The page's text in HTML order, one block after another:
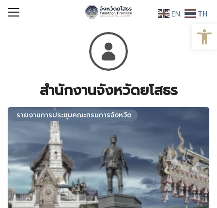
Skip
สำนักงานจังหวัดยโสธร
รายงานการประชุมคณะกรมการจังหวัด
EN TH